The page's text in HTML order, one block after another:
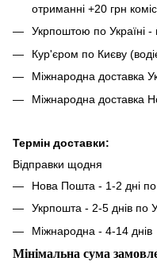
отриманні +20 грн
Укрпоштою по Україні -
Кур'єром по Києву
Міжнародна доставка
Міжнародна доставка
Термін доставки:
Відправки щодня
Нова Пошта - 1-2 дні по
Укрпошта - 2-5 днів по
Міжнародна - 4-14 днів
Мінімальна сума